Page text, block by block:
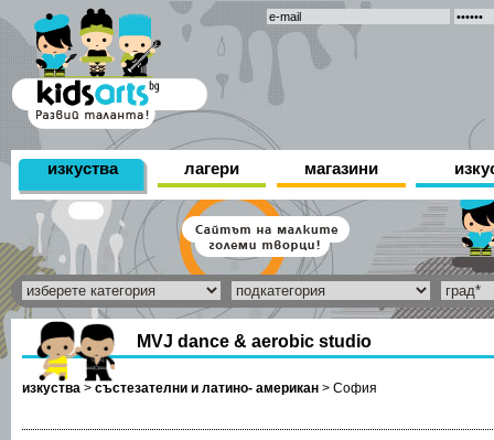
изкуства лагери магазини
MVJ dance & aerobic studio
изкуства > състезателни и латино- американ > София